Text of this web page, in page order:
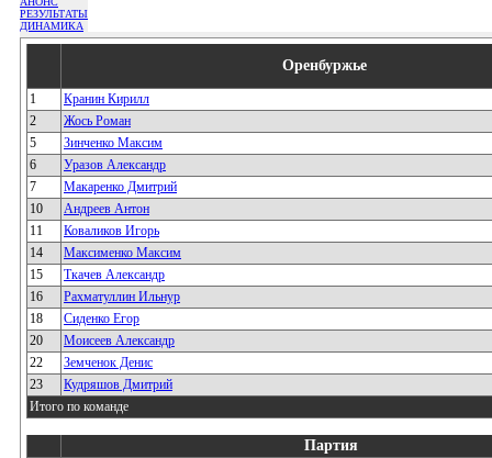
РЕЗУЛЬТАТЫ
ДИНАМИКА
Оренбуржье
1
Кранин Кирилл
2
Жось Роман
5
Зинченко Максим
6
Уразов Александр
7
Макаренко Дмитрий
10
Андреев Антон
11
Коваликов Игорь
14
Максименко Максим
15
Ткачев Александр
16
Рахматуллин Ильнур
18
Сиденко Егор
20
Моисеев Александр
22
Земченок Денис
23
Кудряшов Дмитрий
Итого по команде
Партия